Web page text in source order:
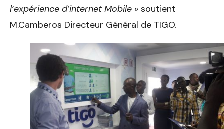
l’expérience d’internet Mobile » soutient
M.Camberos Directeur Général de TIGO.